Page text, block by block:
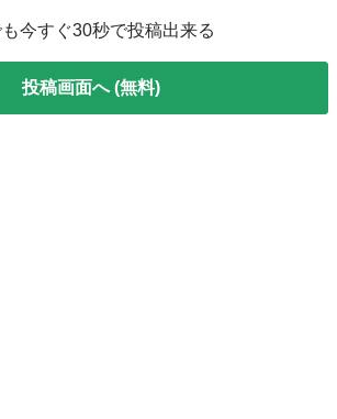
今すぐ30秒で投稿出来る
投稿画面へ (無料)